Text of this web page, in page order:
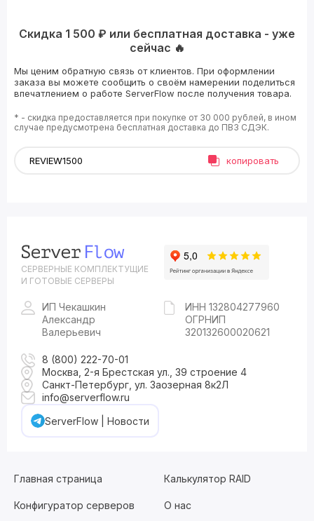
Скидка 1 500 ₽ или бесплатная доставка - уже
сейчас 🔥
Мы ценим обратную связь от клиентов. При оформлении
заказа вы можете сообщить о своём намерении поделиться
впечатлением о работе ServerFlow после получения товара.
* - скидка предоставляется при покупке от 30 000 рублей, в ином
случае предусмотрена бесплатная доставка до ПВЗ СДЭК.
копировать
СЕРВЕРНЫЕ КОМПЛЕКТУЩИЕ
И ГОТОВЫЕ СЕРВЕРЫ
ИП Чекашкин
Александр
Валерьевич
ИНН 132804277960
ОГРНИП
320132600020621
8 (800) 222-70-01
Москва, 2-я Брестская ул., 39 строение 4
Санкт-Петербург, ул. Заозерная 8к2Л
info@serverflow.ru
ServerFlow | Новости
Главная страница Калькулятор RAID
Конфигуратор серверов О нас